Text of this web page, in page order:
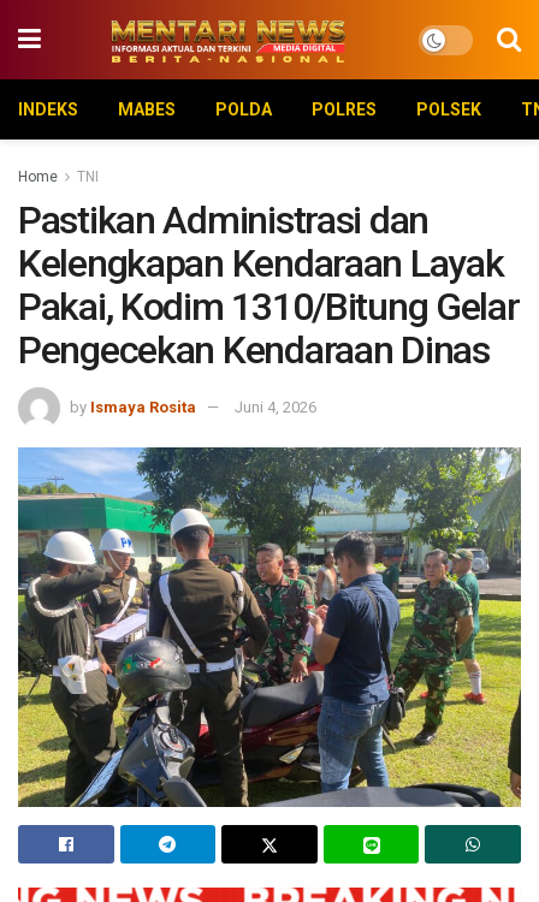
INDEKS MABES POLDA POLRES POLSEK
Home TNI
Pastikan Administrasi dan
Kelengkapan Kendaraan Layak
Pakai, Kodim 1310/Bitung Gelar
Pengecekan Kendaraan Dinas
by Ismaya Rosita Juni 4, 2026